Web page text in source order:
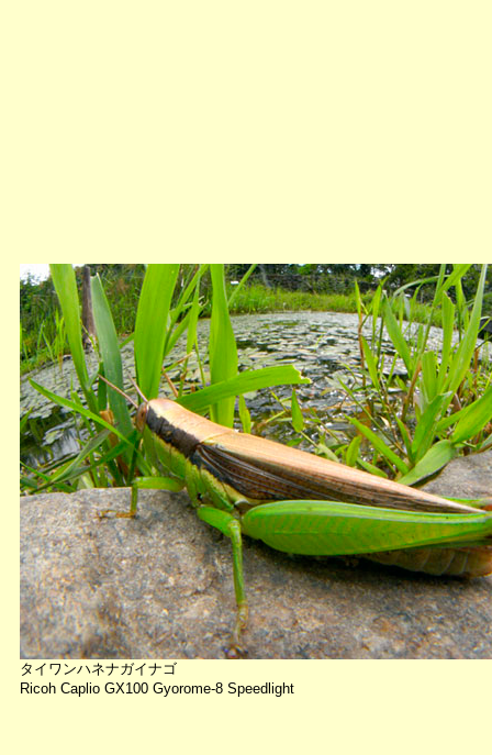
タイワンハネナガイナゴ
Ricoh Caplio GX100 Gyorome-8 Speedlight